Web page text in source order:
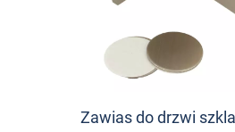
Zawias do drzwi